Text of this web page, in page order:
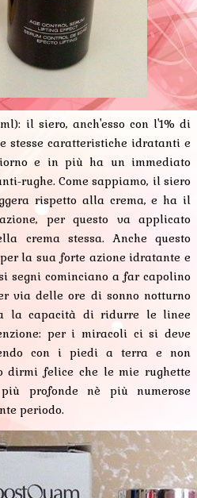
il siero, anch'esso con l'1% di
stesse caratteristiche idratanti e
e in più ha un immediato
rughe. Come sappiamo, il siero
rispetto alla crema, e ha il
per questo va applicato
crema stessa. Anche questo
la sua forte azione idratante e
segni cominciano a far capolino
via delle ore di sonno notturno
la capacità di ridurre le linee
per i miracoli ci si deve
con i piedi a terra e non
dirmi felice che le mie rughette
profonde nè più numerose
periodo.